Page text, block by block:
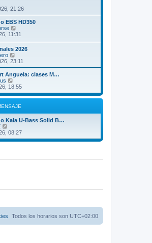
t
m
o
n
s
e
e
r
ú
l
t
m
o
m
e
n
s
a
j
e
21:26
EBS HD350
e
ú
l
i
o
e
n
s
a
j
e
11:31
2026
e
r
ú
l
t
m
o
m
e
n
a
j
23:11
Anguela: clases M…
e
r
ú
l
m
m
e
a
18:55
Kala U-Bass Solid B…
e
r
08:27
Todos los horarios son UTC+02:00